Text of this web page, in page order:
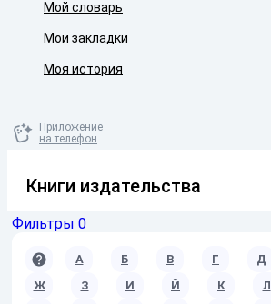
Мой словарь
Мои закладки
Моя история
Приложение
на телефон
Книги издательства
Фильтры 0
A А Б В Г Д
Ж
З И Й К Л